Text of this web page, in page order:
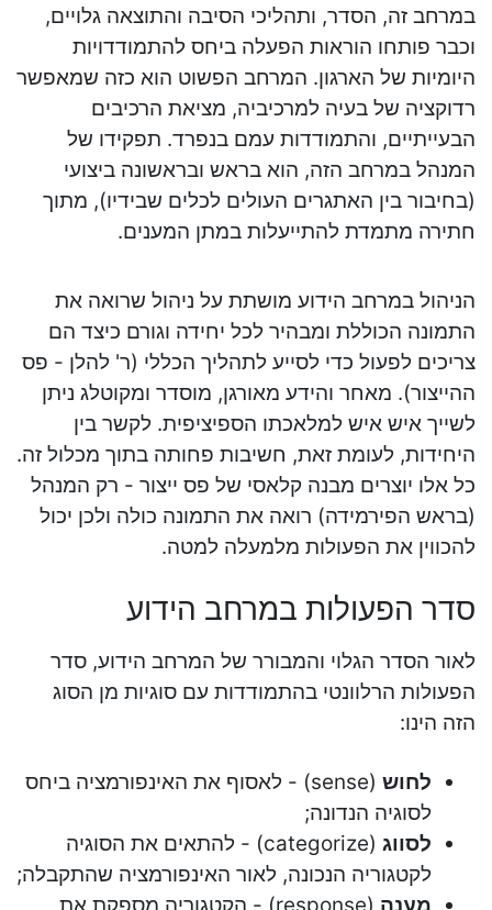
במרחב זה, הסדר, ותהליכי הסיבה והתוצאה גלויים,
וכבר פותחו הוראות הפעלה ביחס להתמודדויות
היומיות של הארגון. המרחב הפשוט הוא כזה שמאפשר
רדוקציה של בעיה למרכיביה, מציאת הרכיבים
הבעייתיים, והתמודדות עמם בנפרד. תפקידו של
המנהל במרחב הזה, הוא בראש ובראשונה ביצועי
(בחיבור בין האתגרים העולים לכלים שבידיו), מתוך
חתירה מתמדת להתייעלות במתן המענים.
הניהול במרחב הידוע מושתת על ניהול שרואה את
התמונה הכוללת ומבהיר לכל יחידה וגורם כיצד הם
צריכים לפעול כדי לסייע לתהליך הכללי (ר' להלן - פס
ההייצור). מאחר והידע מאורגן, מוסדר ומקוטלג ניתן
לשייך איש איש למלאכתו הספיציפית. לקשר בין
היחידות, לעומת זאת, חשיבות פחותה בתוך מכלול זה.
כל אלו יוצרים מבנה קלאסי של פס ייצור - רק המנהל
(בראש הפירמידה) רואה את התמונה כולה ולכן יכול
להכווין את הפעולות מלמעלה למטה.
סדר הפעולות במרחב הידוע
לאור הסדר הגלוי והמבורר של המרחב הידוע, סדר
הפעולות הרלוונטי בהתמודדות עם סוגיות מן הסוג
הזה הינו:
לחוש
(sense) - לאסוף את האינפורמציה ביחס
לסוגיה הנדונה;
לסווג
(categorize) - להתאים את הסוגיה
לקטגוריה הנכונה, לאור האינפורמציה שהתקבלה;
מענה
(response) - הקטגוריה מספקת את